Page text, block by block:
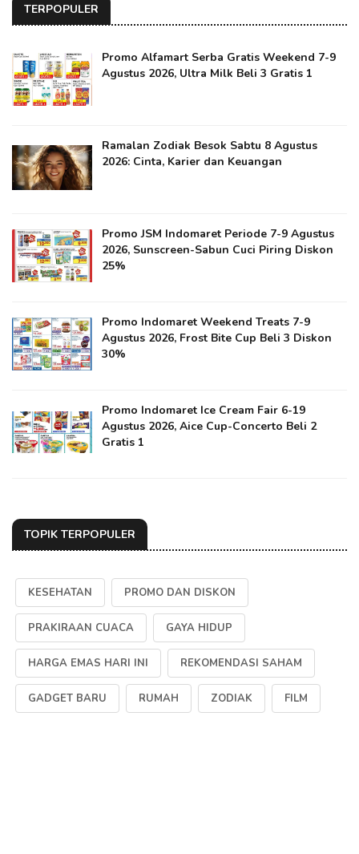
TERPOPULER
Promo Alfamart Serba Gratis Weekend 7-9
Agustus 2026, Ultra Milk Beli 3 Gratis 1
Ramalan Zodiak Besok Sabtu 8 Agustus
2026: Cinta, Karier dan Keuangan
Promo JSM Indomaret Periode 7-9 Agustus
2026, Sunscreen-Sabun Cuci Piring Diskon
25%
Promo Indomaret Weekend Treats 7-9
Agustus 2026, Frost Bite Cup Beli 3 Diskon
30%
Promo Indomaret Ice Cream Fair 6-19
Agustus 2026, Aice Cup-Concerto Beli 2
Gratis 1
TOPIK TERPOPULER
KESEHATAN PROMO DAN DISKON
PRAKIRAAN CUACA GAYA HIDUP
HARGA EMAS HARI INI REKOMENDASI SAHAM
GADGET BARU RUMAH ZODIAK FILM